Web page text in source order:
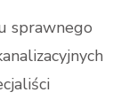
sprawnego